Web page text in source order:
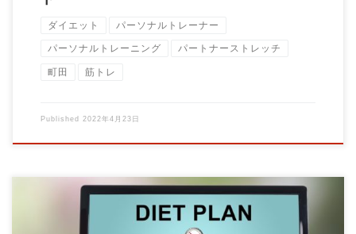
ダイエット パーソナルトレーナー
パーソナルトレーニング パートナーストレッチ
町田 筋トレ
Published 2022年4月23日